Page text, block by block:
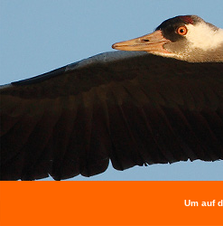
Um auf